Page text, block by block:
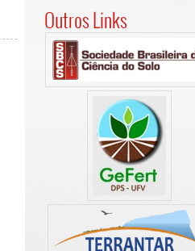
Outros Links